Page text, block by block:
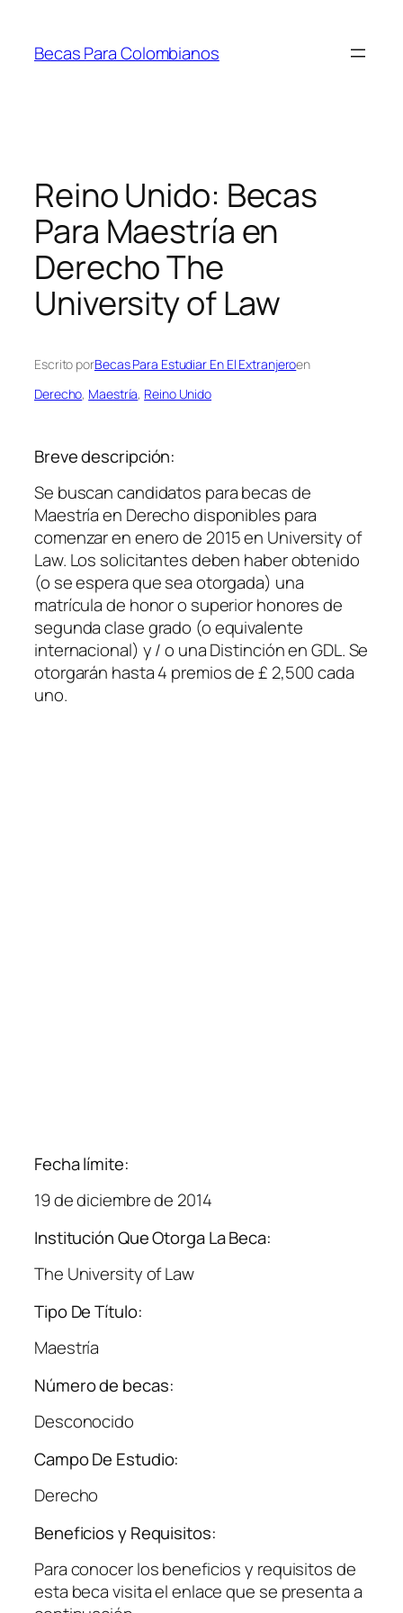
contenido
Becas Para Colombianos
Reino Unido: Becas
Para Maestría en
Derecho The
University of Law
Escrito porBecas Para Estudiar En El Extranjeroen
Derecho, Maestría, Reino Unido
Breve descripción:
Se buscan candidatos para becas de
Maestría en Derecho disponibles para
comenzar en enero de 2015 en University of
Law. Los solicitantes deben haber obtenido
(o se espera que sea otorgada) una
matrícula de honor o superior honores de
segunda clase grado (o equivalente
internacional) y / o una Distinción en GDL. Se
otorgarán hasta 4 premios de £ 2,500 cada
uno.
Fecha límite:
19 de diciembre de 2014
Institución Que Otorga La Beca:
The University of Law
Tipo De Título:
Maestría
Número de becas:
Desconocido
Campo De Estudio:
Derecho
Beneficios y Requisitos:
Para conocer los beneficios y requisitos de
esta beca visita el enlace que se presenta a